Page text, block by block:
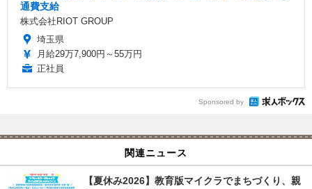
通費支給
株式会社RIOT GROUP
埼玉県
月給29万7,900円～55万円
正社員
Sponsored by
関連ニュース
【夏休み2026】教育版マイクラでまちづくり、親